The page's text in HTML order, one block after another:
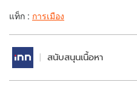
แท็ก : การเมือง
สนับสนุนเนื้อหา